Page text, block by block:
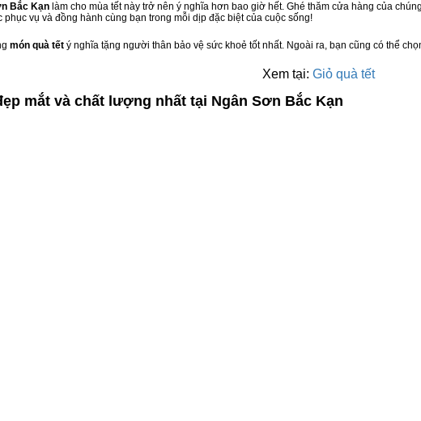
Bắc Kạn làm cho mùa tết này trở nên ý nghĩa hơn bao giờ hết. Ghé thăm cửa hàng của
vụ và đồng hành cùng bạn trong mỗi dịp đặc biệt của cuộc sống!
món quà tết ý nghĩa tặng người thân bảo vệ sức khoẻ tốt nhất. Ngoài ra, bạn cũng có thể
Xem tại: Giỏ quà tết
mắt và chất lượng nhất tại Ngân Sơn Bắc Kạn